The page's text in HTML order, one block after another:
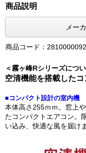
商品説明
メー
商品コード：
＜霧ヶ峰Rシリーズにつ
空清機能を搭載した
■コンパクト設計の室内機
本体高さ255ｍｍ。窓上
たコンパクトエアコン。
い込み、快適な風を届け